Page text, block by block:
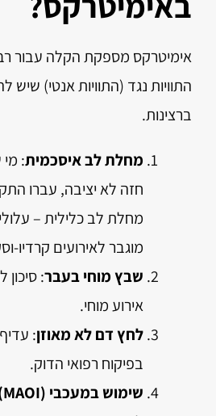
אימיטרקס מספקת הקלה עבור
התוויות נגד (התוויות אנטי) שיש
ברצינות.
מחלת לב איסכמית:
חזה לא יציבה, עברו
מחלת לב כלילית –
מוגבר לאירועים קרדיו-
שבץ מוחי בעבר:
אירוע מוחי.
לחץ דם לא מאוזן:
בפיקוח רפואי הדוק.
שימוש במעכבי MAO (MAOI)